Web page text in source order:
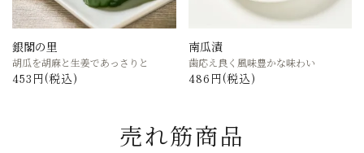
銀閣の里
胡瓜を胡麻と生姜であっさりと
453円(税込)
南瓜漬
歯応え良く風味豊かな味わい
486円(税込)
売れ筋商品